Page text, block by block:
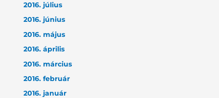
2016. július
2016. június
2016. május
2016. április
2016. március
2016. február
2016. január